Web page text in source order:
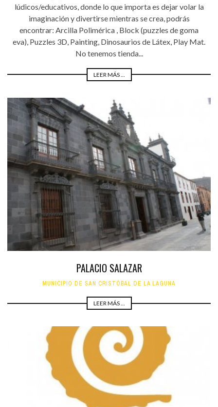
lúdicos/educativos, donde lo que importa es dejar volar la
imaginación y divertirse mientras se crea, podrás
encontrar: Arcilla Polimérica , Block (puzzles de goma
eva), Puzzles 3D, Painting, Dinosaurios de Látex, Play Mat.
No tenemos tienda...
LEER MÁS ...
PALACIO SALAZAR
MUNICIPIO DE SAN CRISTÓBAL DE LA LAGUNA
LEER MÁS ...